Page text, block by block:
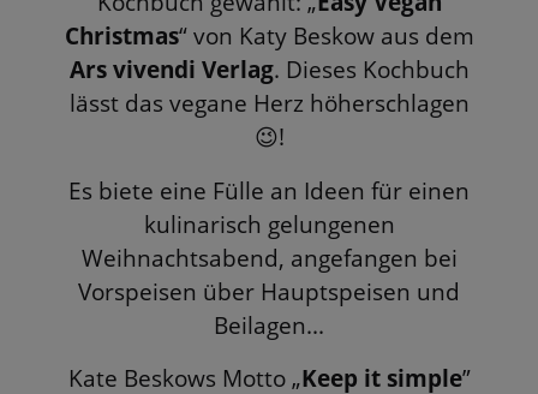
Christmas“ von Katy Beskow aus dem
Ars vivendi Verlag. Dieses Kochbuch
lässt das vegane Herz höherschlagen
😉!
Es biete eine Fülle an Ideen für einen
kulinarisch gelungenen
Weihnachtsabend, angefangen bei
Vorspeisen über Hauptspeisen und
Beilagen...
Kate Beskows Motto „Keep it simple”